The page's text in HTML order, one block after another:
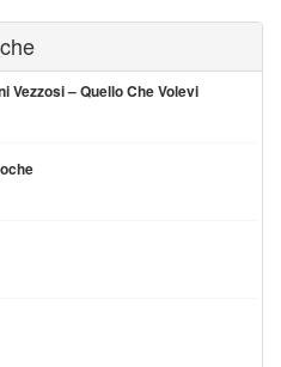
Vezzosi – Quello Che Volevi